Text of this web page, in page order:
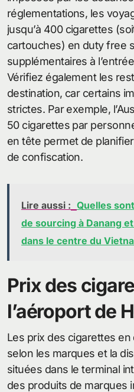
réglementations, les
jusqu’à 400 cigarettes
cartouches) en duty free
supplémentaires à
Vérifiez également les
destination, car certains
strictes. Par exemple,
50 cigarettes par
en tête permet de
de confiscation.
Lire aussi : Quelles
de sourcing à Danang
dans le centre du
Prix des
l’aéroport de
Les prix des cigarettes
selon les marques et la
situées dans le terminal
des produits de marques